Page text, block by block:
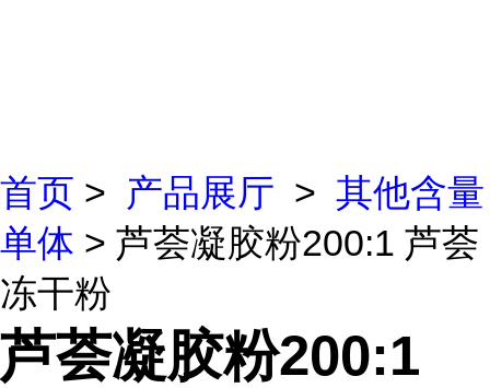
首页 > 产品展厅 > 其他含量
单体 > 芦荟凝胶粉200:1 芦荟
冻干粉
芦荟凝胶粉200:1